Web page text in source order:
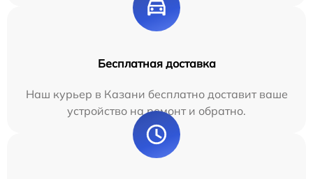
Бесплатная доставка
Наш курьер в Казани бесплатно доставит ваше
устройство на ремонт и обратно.